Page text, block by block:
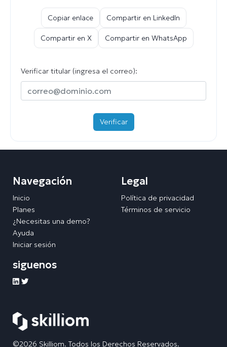
Copiar enlace Compartir en LinkedIn
Compartir en X Compartir en WhatsApp
Verificar titular (ingresa el correo):
Verificar
©2026 Skilliom. Todos los Derechos Reservados.
Navegación
Inicio
Planes
¿Necesitas una demo?
Ayuda
Iniciar sesión
Legal
Política de privacidad
Términos de servicio
siguenos